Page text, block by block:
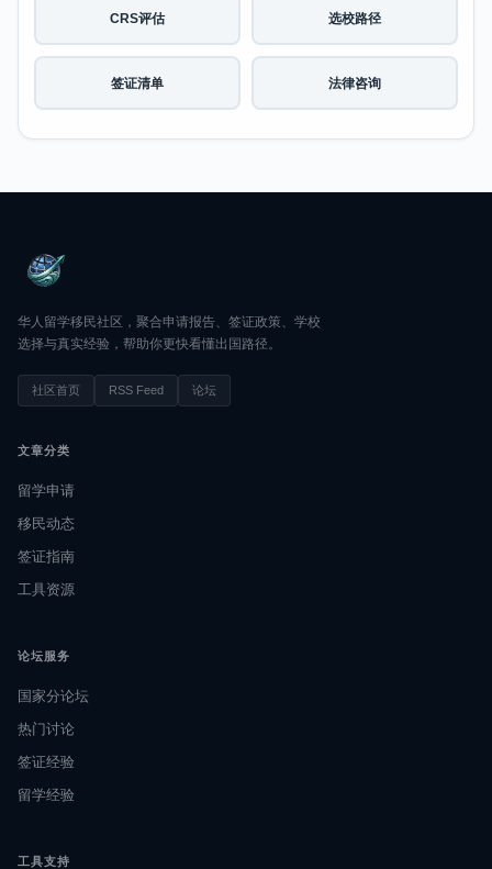
CRS评估 选校路径
签证清单 法律咨询
华人留学移民社区，聚合申请报告、签证政策、学校
选择与真实经验，帮助你更快看懂出国路径。
社区首页 RSS Feed 论坛
文章分类
留学申请
移民动态
签证指南
工具资源
论坛服务
国家分论坛
热门讨论
签证经验
留学经验
工具支持